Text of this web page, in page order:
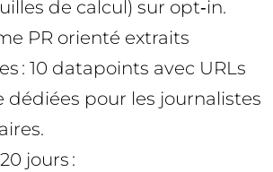
de calcul) sur opt‑in.
PR orienté extraits
: 10 datapoints avec URLs
dédiées pour les journalistes
jours :